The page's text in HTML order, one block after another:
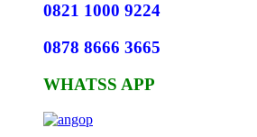
0821 1000 9224
0878 8666 3665
WHATSS APP